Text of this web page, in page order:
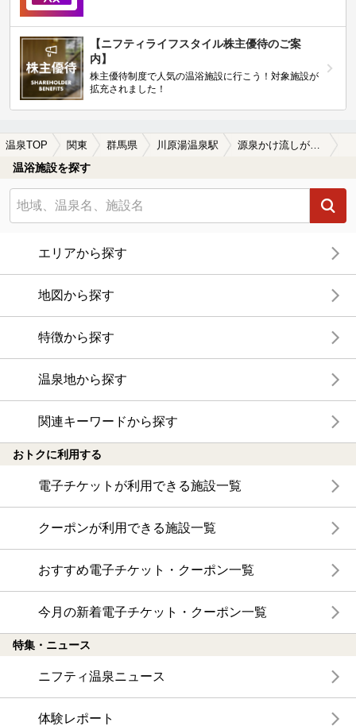
【ニフティライフスタイル株主優待のご案
内】
株主優待制度で人気の温浴施設に行こう！対象施設が
拡充されました！
温泉TOP 関東 群馬県 川原湯温泉駅
温浴施設を探す
エリアから探す
地図から探す
特徴から探す
温泉地から探す
関連キーワードから探す
おトクに利用する
電子チケットが利用できる施設一覧
クーポンが利用できる施設一覧
おすすめ電子チケット・クーポン一覧
今月の新着電子チケット・クーポン一覧
特集・ニュース
ニフティ温泉ニュース
体験レポート